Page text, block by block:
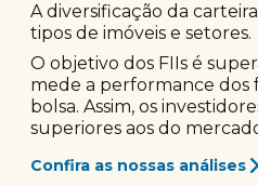
A diversificação da
tipos de imóveis e setores.
O objetivo dos FIIs é
mede a performance dos
bolsa. Assim, os
superiores aos do
Confira as nossas análises